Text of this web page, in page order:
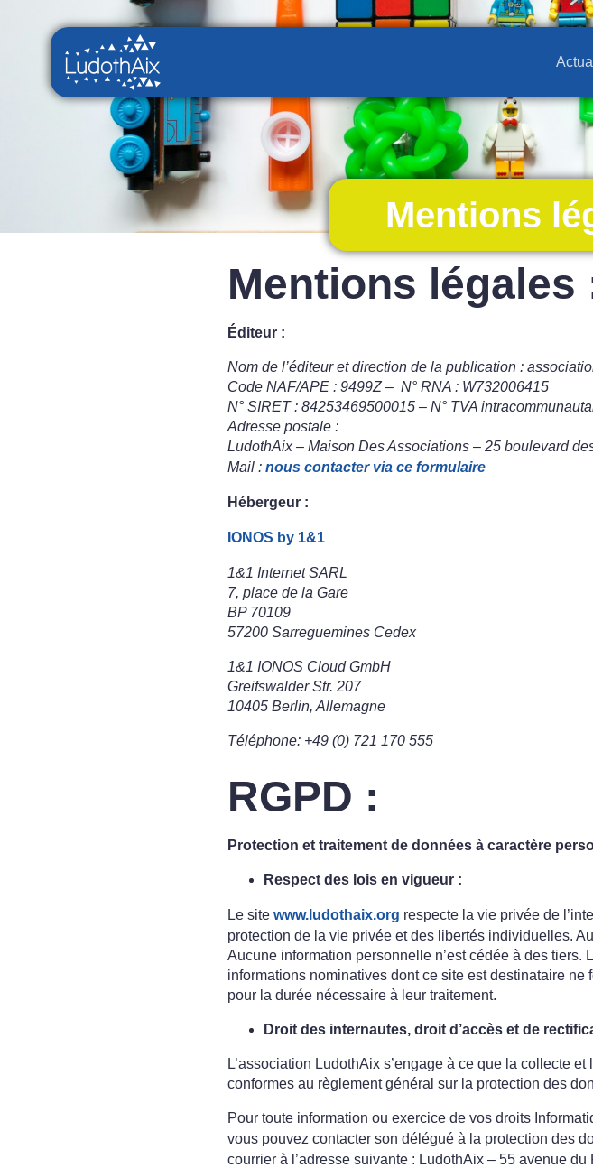
Mentions
Mentions légales
Éditeur :
Nom de l’éditeur et direction de la publication :
Code NAF/APE : 9499Z – N° RNA : W732006415
N° SIRET : 84253469500015 – N° TVA
Adresse postale :
LudothAix – Maison Des Associations – 25 boulevard
Mail : nous contacter via ce formulaire
Hébergeur :
IONOS by 1&1
1&1 Internet SARL
7, place de la Gare
BP 70109
57200 Sarreguemines Cedex
1&1 IONOS Cloud GmbH
Greifswalder Str. 207
10405 Berlin, Allemagne
Téléphone: +49 (0) 721 170 555
RGPD :
Protection et traitement de données à caractère
Respect des lois en vigueur :
Le site www.ludothaix.org respecte la vie privée de
protection de la vie privée et des libertés individuelles.
Aucune information personnelle n’est cédée à des
informations nominatives dont ce site est destinataire ne
pour la durée nécessaire à leur traitement.
Droit des internautes, droit d’accès et de
L’association LudothAix s’engage à ce que la collecte
conformes au règlement général sur la protection des
Pour toute information ou exercice de vos droits
vous pouvez contacter son délégué à la protection des
courrier à l’adresse suivante : LudothAix – 55 avenue